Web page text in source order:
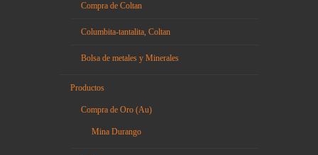
Compra de Coltan
Columbita-tantalita, Coltan
Bolsa de metales y Minerales
Productos
Compra de Oro (Au)
Mina Durango